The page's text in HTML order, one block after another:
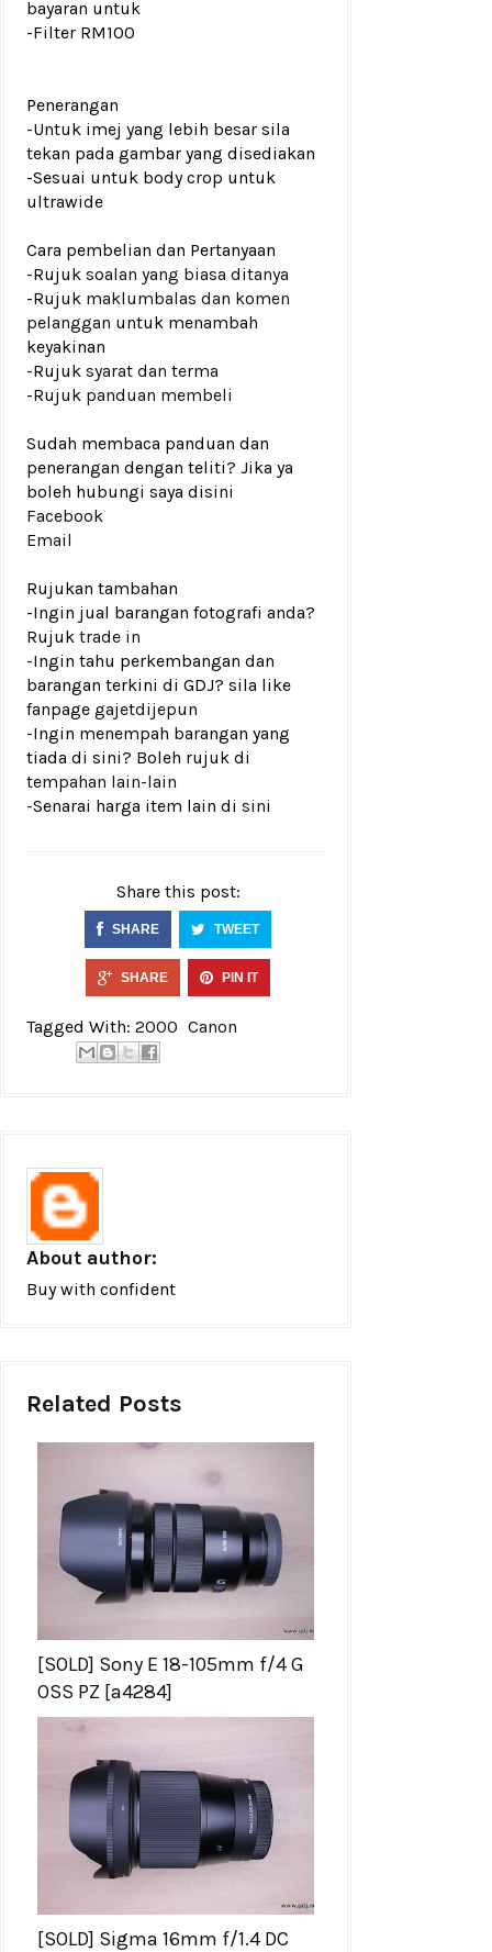
bayaran untuk
-Filter RM100
Penerangan
-Untuk imej yang lebih besar sila
tekan pada gambar yang disediakan
-Sesuai untuk body crop untuk
ultrawide
Cara pembelian dan Pertanyaan
-Rujuk soalan yang biasa ditanya
-Rujuk maklumbalas dan komen
pelanggan untuk menambah
keyakinan
-Rujuk syarat dan terma
-Rujuk panduan membeli
Sudah membaca panduan dan
penerangan dengan teliti? Jika ya
boleh hubungi saya disini
Facebook
Email
Rujukan tambahan
-Ingin jual barangan fotografi anda?
Rujuk trade in
-Ingin tahu perkembangan dan
barangan terkini di GDJ? sila like
fanpage gajetdijepun
-Ingin menempah barangan yang
tiada di sini? Boleh rujuk di
tempahan lain-lain
-Senarai harga item lain di sini
Share this post:
SHARE TWEET
SHARE PIN IT
Tagged With: 2000 Canon
About author:
Buy with confident
Related Posts
[SOLD] Sony E 18-105mm f/4 G
OSS PZ [a4284]
[SOLD] Sigma 16mm f/1.4 DC